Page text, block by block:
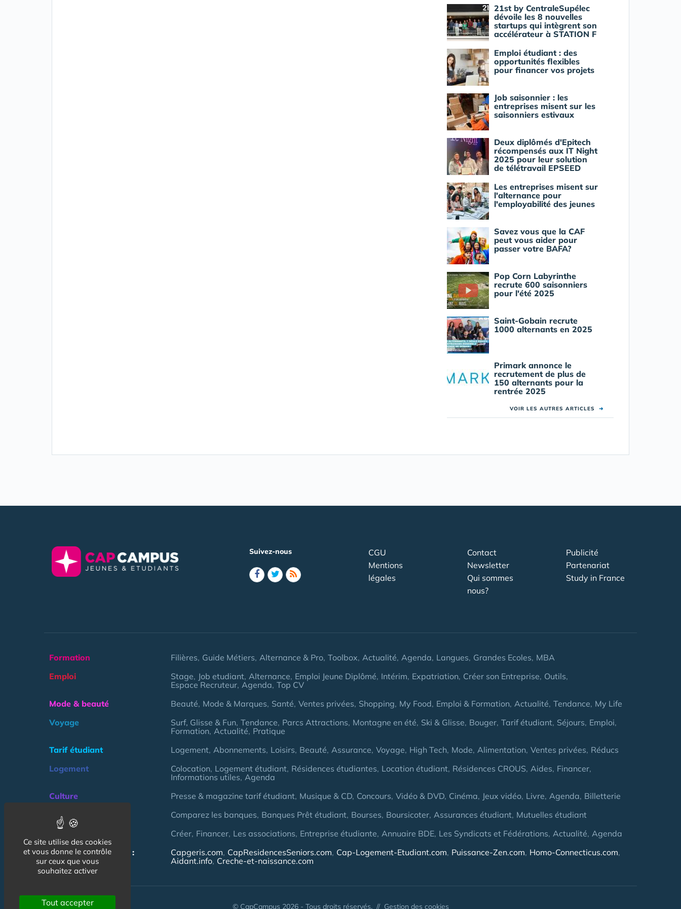
21st by CentraleSupélec
dévoile les 8 nouvelles
startups qui intègrent son
accélérateur à STATION F
Emploi étudiant : des
opportunités flexibles
pour financer vos projets
Job saisonnier : les
entreprises misent sur les
saisonniers estivaux
Deux diplômés d'Epitech
récompensés aux IT Night
2025 pour leur solution
de télétravail EPSEED
Les entreprises misent sur
l'alternance pour
l'employabilité des jeunes
Savez vous que la CAF
peut vous aider pour
passer votre BAFA?
Pop Corn Labyrinthe
recrute 600 saisonniers
pour l'été 2025
Saint-Gobain recrute
1000 alternants en 2025
Primark annonce le
recrutement de plus de
150 alternants pour la
rentrée 2025
VOIR LES AUTRES ARTICLES ➜
Suivez-nous
CGU
Mentions
légales
Contact
Newsletter
Qui sommes
nous?
Publicité
Partenariat
Study in France
Formation Filières Guide Métiers Alternance & Pro Toolbox Actualité Agenda Langues Grandes Ecoles MBA
Emploi
Stage Job etudiant Alternance Emploi Jeune Diplômé Intérim Expatriation Créer son Entreprise Outils
Espace Recruteur Agenda Top CV
Mode & beauté
Beauté Mode & Marques Santé Ventes privées Shopping My Food Emploi & Formation Actualité Tendance My Life
Voyage
Surf, Glisse & Fun Tendance Parcs Attractions Montagne en été Ski & Glisse Bouger Tarif étudiant Séjours Emploi
Formation Actualité Pratique
Tarif étudiant
Logement Abonnements Loisirs Beauté Assurance Voyage High Tech Mode Alimentation Ventes privées Réducs
Logement
Colocation Logement étudiant Résidences étudiantes Location étudiant Résidences CROUS Aides Financer
Informations utiles Agenda
Culture
Presse & magazine tarif étudiant Musique & CD Concours Vidéo & DVD Cinéma Jeux vidéo Livre Agenda Billetterie
Argent
Comparez les banques Banques Prêt étudiant Bourses Boursicoter Assurances étudiant Mutuelles étudiant
Créer Financer Les associations Entreprise étudiante Annuaire BDE Les Syndicats et Fédérations Actualité Agenda
NOS AUTRES SITES :
Capgeris.com CapResidencesSeniors.com Cap-Logement-Etudiant.com Puissance-Zen.com Homo-Connecticus.com
Aidant.info Creche-et-naissance.com
© CapCampus 2026 - Tous droits réservés. // Gestion des cookies
Ce site utilise des cookies
et vous donne le contrôle
sur ceux que vous
souhaitez activer
Tout accepter